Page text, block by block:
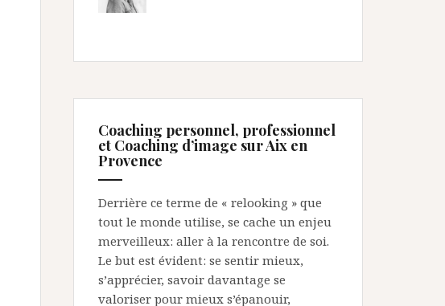
Coaching personnel, professionnel
et Coaching d’image sur Aix en
Provence
Derrière ce terme de « relooking » que
tout le monde utilise, se cache un enjeu
merveilleux: aller à la rencontre de soi.
Le but est évident: se sentir mieux,
s’apprécier, savoir davantage se
valoriser pour mieux s’épanouir,